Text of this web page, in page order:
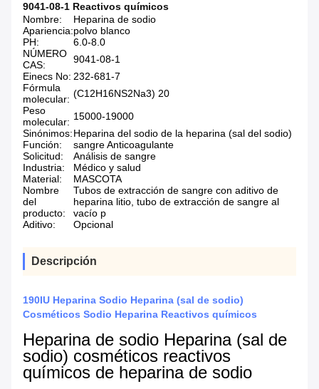
9041-08-1 Reactivos químicos
Nombre:
Heparina de sodio
Apariencia:polvo blanco
PH:
6.0-8.0
NÚMERO
CAS:
9041-08-1
Einecs No: 232-681-7
Fórmula
molecular: (C12H16NS2Na3) 20
Peso
molecular: 15000-19000
Sinónimos:Heparina del sodio de la heparina (sal del sodio)
Función:
sangre Anticoagulante
Solicitud:
Análisis de sangre
Industria:
Médico y salud
Material:
MASCOTA
Nombre
del
producto:
Tubos de extracción de sangre con aditivo de
heparina litio, tubo de extracción de sangre al
vacío p
Aditivo:
Opcional
Descripción
190IU Heparina Sodio Heparina (sal de sodio)
Cosméticos Sodio Heparina Reactivos químicos
Heparina de sodio Heparina (sal de
sodio) cosméticos reactivos
químicos de heparina de sodio